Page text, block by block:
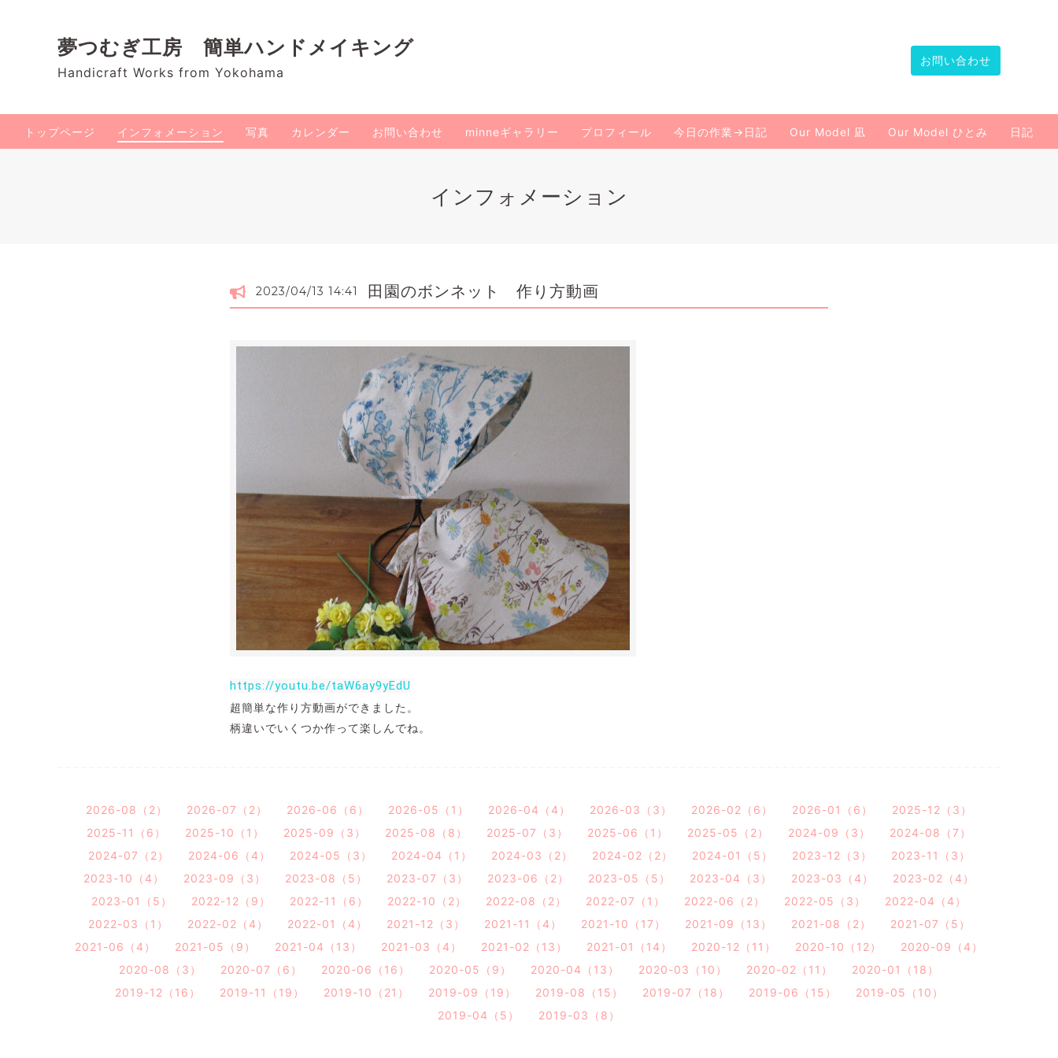
夢つむぎ工房 簡単ハンドメイキング
Handicraft Works from Yokohama
お問い合わせ
トップページ インフォメーション 写真 カレンダー お問い合わせ minneギャラリー プロフィール 今日の作業→日記 Our Model 凪 Our Model ひとみ 日記
インフォメーション
2023/04/13 14:41 田園のボンネット 作り方動画
https://youtu.be/taW6ay9yEdU
超簡単な作り方動画ができました。
柄違いでいくつか作って楽しんでね。
2026-08（2） 2026-07（2） 2026-06（6） 2026-05（1） 2026-04（4） 2026-03（3） 2026-02（6） 2026-01（6）
2025-12（3）
2025-11（6）
2025-10（1） 2025-09（3） 2025-08（8） 2025-07（3） 2025-06（1） 2025-05（2） 2024-09（3）
2024-08（7）
2024-07（2）
2024-06（4） 2024-05（3） 2024-04（1） 2024-03（2） 2024-02（2） 2024-01（5） 2023-12（3）
2023-11（3）
2023-10（4）
2023-09（3） 2023-08（5） 2023-07（3） 2023-06（2） 2023-05（5） 2023-04（3） 2023-03（4）
2023-02（4）
2023-01（5）
2022-12（9） 2022-11（6） 2022-10（2） 2022-08（2） 2022-07（1） 2022-06（2） 2022-05（3）
2022-04（4）
2022-03（1）
2022-02（4） 2022-01（4） 2021-12（3） 2021-11（4） 2021-10（17） 2021-09（13） 2021-08（2）
2021-07（5）
2021-06（4）
2021-05（9） 2021-04（13） 2021-03（4） 2021-02（13） 2021-01（14） 2020-12（11） 2020-10（12）
2020-09（4）
2020-08（3）
2020-07（6） 2020-06（16） 2020-05（9） 2020-04（13） 2020-03（10） 2020-02（11）
2020-01（18）
2019-12（16）
2019-11（19） 2019-10（21） 2019-09（19） 2019-08（15） 2019-07（18） 2019-06（15）
2019-05（10）
2019-04（5）
2019-03（8）